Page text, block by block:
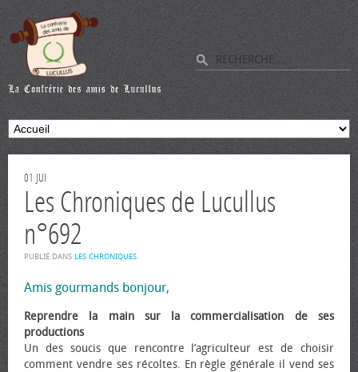
01 JUI
Les Chroniques de Lucullus
n°692
PUBLIÉ DANS LES CHRONIQUES.
Amis gourmands bonjour,
Reprendre la main sur la commercialisation de ses
productions
Un des soucis que rencontre l’agriculteur est de choisir
comment vendre ses récoltes. En règle générale il vend ses